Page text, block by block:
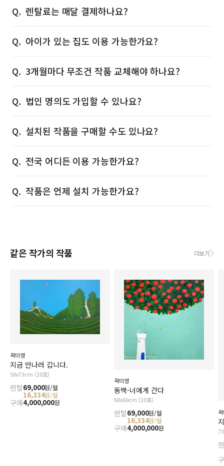
렌탈료는 매달 결제하나요?
아이가 있는 집도 이용 가능한가요?
3개월마다 무조건 작품 교체해야 하나요?
법인 명의도 가입할 수 있나요?
설치된 작품을 구매할 수도 있나요?
전국 어디든 이용 가능한가요?
작품은 언제 설치 가능한가요?
같은 작가의 작품 더보기
곽미영
지금 만나러 갑니다.
50x73cm (20호)
렌탈69,000원/월
16,334원/월
구매4,000,000원
곽미영
동백-너에게 간다
60x60cm (20호)
렌탈69,000원/월
16,334원/월
구매4,000,000원